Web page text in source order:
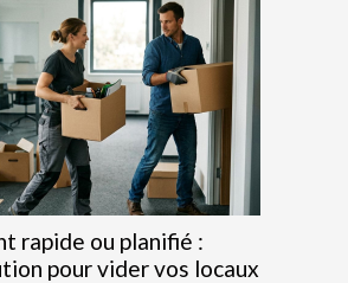
rapide ou planifié :
pour vider vos locaux